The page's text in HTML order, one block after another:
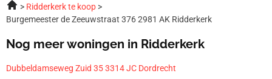
Ridderkerk te koop
Burgemeester de Zeeuwstraat 376 2981 AK Ridderkerk
Nog meer woningen in Ridderkerk
Dubbeldamseweg Zuid 35 3314 JC Dordrecht